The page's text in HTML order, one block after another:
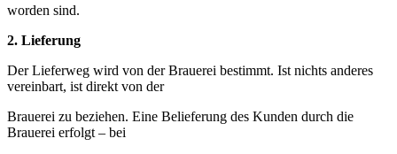
worden sind.
2. Lieferung
Der Lieferweg wird von der Brauerei bestimmt. Ist nichts anderes
vereinbart, ist direkt von der
Brauerei zu beziehen. Eine Belieferung des Kunden durch die
Brauerei erfolgt – bei